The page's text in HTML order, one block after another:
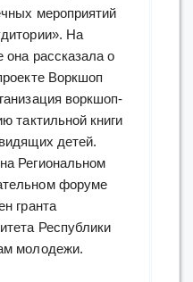
мероприятий
На
она рассказала о
Воркшоп
воркшоп-
тактильной книги
детей.
Региональном
форуме
гранта
Республики
молодежи.